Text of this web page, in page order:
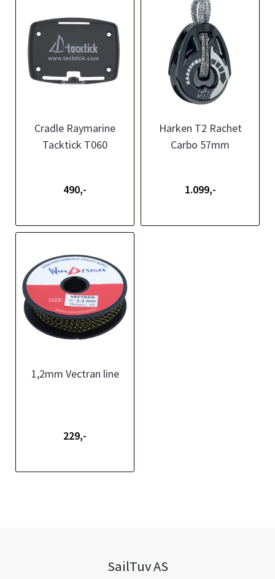
Cradle Raymarine
Tacktick T060
490,-
Harken T2 Rachet
Carbo 57mm
1.099,-
1,2mm Vectran line
229,-
SailTuv AS